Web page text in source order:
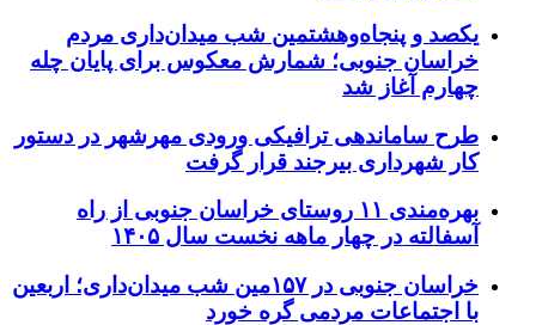
یکصد و پنجاه‌وهشتمین شب میدان‌داری مردم
خراسان جنوبی؛ شمارش معکوس برای پایان چله
چهارم آغاز شد
طرح ساماندهی ترافیکی ورودی مهرشهر در دستور
کار شهرداری بیرجند قرار گرفت
بهره‌مندی ۱۱ روستای خراسان جنوبی از راه
آسفالته در چهار ماهه نخست سال ۱۴۰۵
خراسان جنوبی در ۱۵۷مین شب میدان‌داری؛ اربعین
با اجتماعات مردمی گره خورد